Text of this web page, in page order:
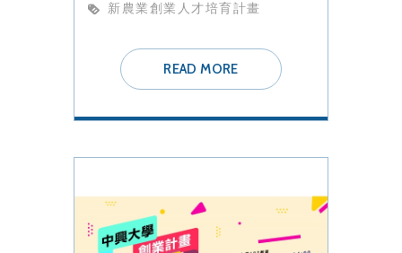
新農業創業人才培育計畫
READ MORE